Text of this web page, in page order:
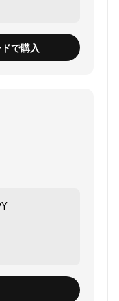
で購入